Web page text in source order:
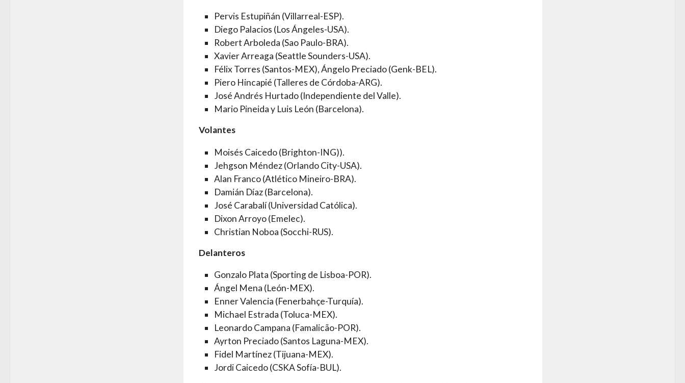
Pervis Estupiñán (Villarreal-ESP).
Diego Palacios (Los Ángeles-USA).
Robert Arboleda (Sao Paulo-BRA).
Xavier Arreaga (Seattle Sounders-USA).
Félix Torres (Santos-MEX), Ángelo Preciado (Genk-BEL).
Piero Hincapié (Talleres de Córdoba-ARG).
José Andrés Hurtado (Independiente del Valle).
Mario Pineida y Luis León (Barcelona).
Volantes
Moisés Caicedo (Brighton-ING)).
Jehgson Méndez (Orlando City-USA).
Alan Franco (Atlético Mineiro-BRA).
Damián Díaz (Barcelona).
José Carabalí (Universidad Católica).
Dixon Arroyo (Emelec).
Christian Noboa (Socchi-RUS).
Delanteros
Gonzalo Plata (Sporting de Lisboa-POR).
Ángel Mena (León-MEX).
Enner Valencia (Fenerbahçe-Turquía).
Michael Estrada (Toluca-MEX).
Leonardo Campana (Famalicão-POR).
Ayrton Preciado (Santos Laguna-MEX).
Fidel Martínez (Tijuana-MEX).
Jordi Caicedo (CSKA Sofía-BUL).